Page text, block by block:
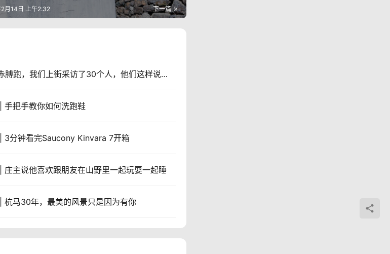
下一篇
月14日 上午2:32
膊跑，我们上街采访了30个人，他们这样说…
手把手教你如何洗跑鞋
3分钟看完Saucony Kinvara 7开箱
庄主说他喜欢跟朋友在山野里一起玩耍一起睡
杭马30年，最美的风景只是因为有你